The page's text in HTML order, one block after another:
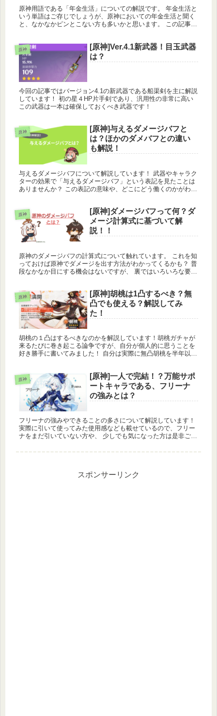
原神用語である「年金生活」についての解説です。 年金生活と
いう単語はご存じでしょうが、原神においての年金生活と聞く
と、なかなかピンとこない方も多いかと思います。 この記事で
ください！
原神
[原神]Ver.4.1新武器！目玉武器
は？
今回の記事ではバージョン4.1の新武器である船渠剣を主に解説
しています！ 初の星４HP片手剣であり、汎用性の非常に高い
この武器は一本は確保しておくべき武器です！
原神
[原神]与えるダメージバフと
は？ほかのダメバフとの違い
も解説！
与えるダメージバフについて解説しています！ 武器やキャラク
ターの効果で「与えるダメージバフ」という表記を見たことは
ありませんか？ この表記の意味や、どこにどう働くのかがわか
原神
[原神]ダメージバフって何？ダ
メージ計算式に基づいて解
説！！
原神のダメージバフの計算式について触れています。 これを知
っておけば原神でダメージを出す方法がわかってくるかも？ 普
段なかなか目にする機会はないですが、 裏ではいろいろな要素
原神
[原神]胡桃は1凸するべき？無
凸でも使える？解説してみ
た！
胡桃の１凸はするべきなのかを解説しています！胡桃ガチャが
来るたびに巻き起こる論争ですが、自分が個人的に思うことを
好き勝手に書いてみました！ 自分は実際に無凸胡桃を半年以上
るので、 胡桃の凸を進めようとしている方は、是非参考にして
ください！！
原神
[原神]一人で完結！？万能サポ
ートキャラである、フリーナ
の強みとは？
フリーナの強みやできることの多さについて解説しています！
実際に引いて使ってみた使用感なども載せているので、フリー
ナをまだ引いていない方や、 少しでも気になった方は是非ご覧
スポンサーリンク